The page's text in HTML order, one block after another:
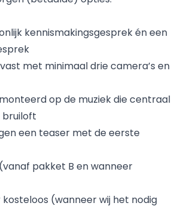
kennismakingsgesprek én een
met minimaal drie camera’s en
op de muziek die centraal
bruiloft
een teaser met de eerste
pakket B en wanneer
(wanneer wij het nodig